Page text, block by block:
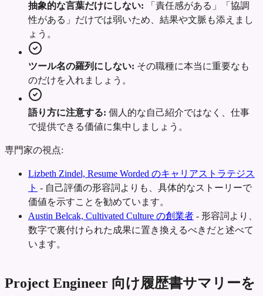
抽象的な言葉だけにしない:
「責任感がある」「協調
性がある」だけでは弱いため、結果や文脈も添えまし
ょう。
ツール名の羅列にしない: その職種に本当に重要なも
のだけを入れましょう。
語り方に注意する: 個人的な自己紹介ではなく、仕事
で提供できる価値に集中しましょう。
専門家の視点:
Lizbeth Zindel, Resume Worded のキャリアストラテジス
ト - 自己評価の形容詞よりも、具体的なストーリーで
価値を示すことを勧めています。
Austin Belcak, Cultivated Culture の創業者 - 形容詞より、
数字で裏付けられた成果に置き換えるべきだと述べて
います。
Project Engineer 向け履歴書サマリーを